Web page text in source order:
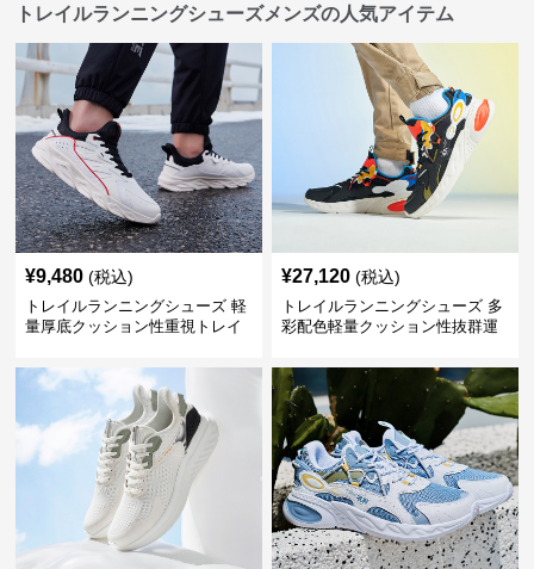
トレイルランニングシューズメンズの人気アイテム
¥9,480 (税込)
トレイルランニングシューズ 軽
量厚底クッション性重視トレイ
¥27,120 (税込)
トレイルランニングシューズ 多
彩配色軽量クッション性抜群運